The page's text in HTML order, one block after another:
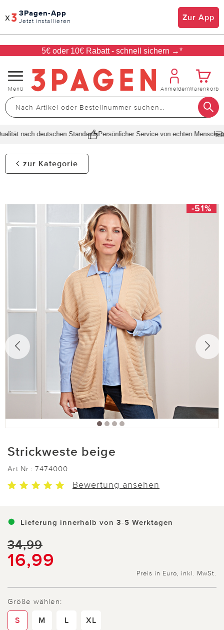
x 3Pagen-App
Jetzt installieren Zur App
5€ oder 10€ Rabatt - schnell sichern →*
Navigation
umschalten
Menü AnmeldenWarenkorb
nach deutschen StandardsPersönlicher Service von echten Menschen
zur Kategorie
-51%
Strickweste beige
Art.Nr.: 7474000
Bewertung ansehen
Lieferung innerhalb von 3-5 Werktagen
34,99
16,99
Preis in Euro, inkl. MwSt.
Größe wählen:
S M L XL